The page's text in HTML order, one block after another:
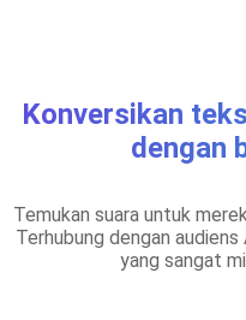
Konversikan
dengan
Temukan suara untuk
Terhubung dengan
yang sangat